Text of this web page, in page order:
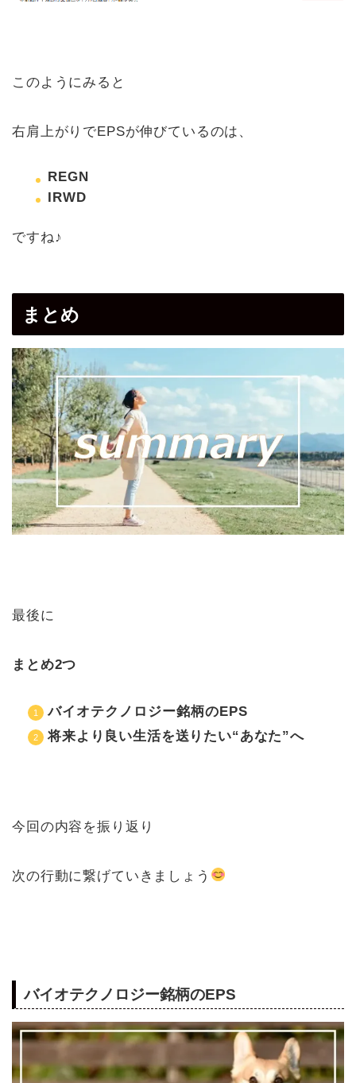
このようにみると
右肩上がりでEPSが伸びているのは、
REGN
IRWD
ですね♪
まとめ
最後に
まとめ2つ
バイオテクノロジー銘柄のEPS
将来より良い生活を送りたい“あなた”へ
今回の内容を振り返り
次の行動に繋げていきましょう
バイオテクノロジー銘柄のEPS